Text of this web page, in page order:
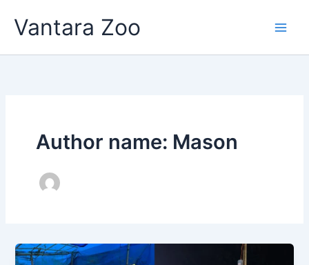
Vantara Zoo
Author name: Mason